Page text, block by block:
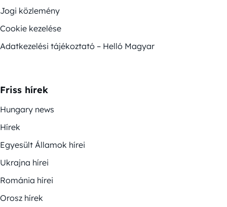
Jogi közlemény
Cookie kezelése
Adatkezelési tájékoztató – Helló Magyar
Friss hírek
Hungary news
Hírek
Egyesült Államok hírei
Ukrajna hírei
Románia hírei
Orosz hírek